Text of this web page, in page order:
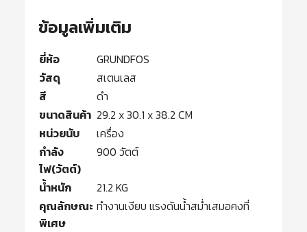
ข้อมูลเพิ่มเติม
ยี่ห้อ
GRUNDFOS
วัสดุ
สเตนเลส
สี
ดำ
ขนาดสินค้า 29.2 x 30.1 x 38.2 CM
หน่วยนับ
เครื่อง
กำลัง
ไฟ(วัตต์)
900 วัตต์
น้ำหนัก
21.2 KG
คุณลักษณะ
พิเศษ
ทำงานเงียบ แรงดันน้ำสม่ำเสมอคงที่